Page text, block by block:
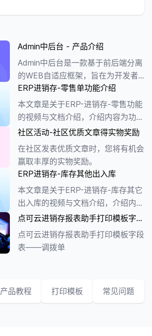
Admin中后台 - 产品介绍
Admin中后台是一款基于前后端分离
的WEB自适应框架，旨在为开发者
提供高效、灵活、简洁的中后台开发
解决方案。它主要面向企业级应用场
景，提供丰富的组件、模板和工具，
帮助开发者快速构建美观、易用、高
ERP进销存-零售单功能介绍
本文章是关于ERP-进销存-零售功能
的视频与文档介绍，介绍内容为功能
布局、报表信息等。
社区活动-社区优质文章得实物奖励
在社区发表优质文章时，您将有机会
赢取丰厚的实物奖励。
ERP进销存-库存其他出入库
本文章是关于ERP-进销存-库存其它
出入库的视频与文档介绍，介绍内容
为功能布局、报表区域等。
点可云进销存报表助手打印模板字段
表——调拨单
点可云进销存报表助手打印模板字段
表——调拨单
产品教程 打印模板 常见问题